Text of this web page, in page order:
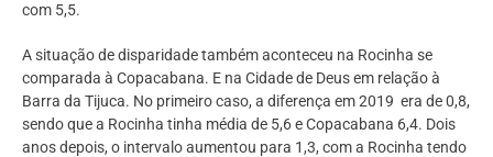
com 5,5.
A situação de disparidade também aconteceu na Rocinha se
comparada à Copacabana. E na Cidade de Deus em relação à
Barra da Tijuca. No primeiro caso, a diferença em 2019 era de 0,8,
sendo que a Rocinha tinha média de 5,6 e Copacabana 6,4. Dois
anos depois, o intervalo aumentou para 1,3, com a Rocinha tendo